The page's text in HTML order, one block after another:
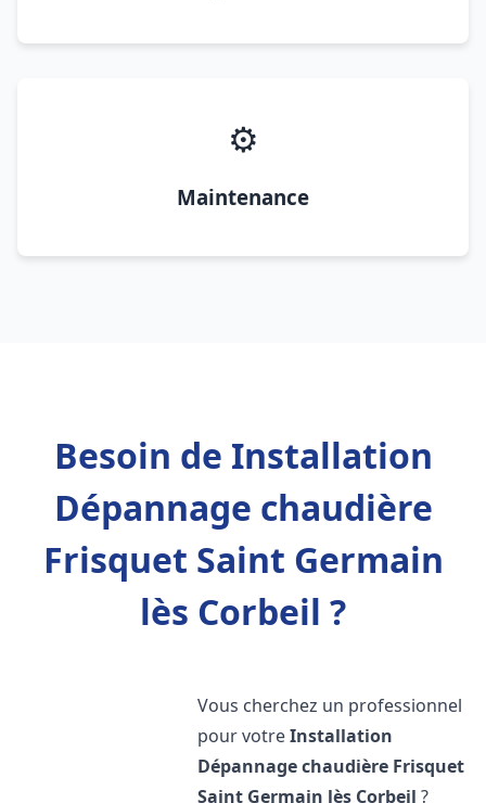
⚙️
Maintenance
Besoin de Installation
Dépannage chaudière
Frisquet Saint Germain
lès Corbeil ?
Vous cherchez un professionnel
pour votreInstallation
Dépannage chaudière Frisquet
Saint Germain lès Corbeil ?